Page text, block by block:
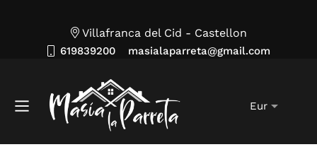
Villafranca del Cid - Castellon
619839200 masialaparreta@gmail.com